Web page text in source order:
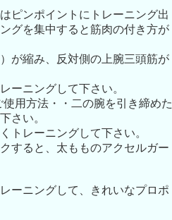
ピンポイントにトレーニング出
グを集中すると筋肉の付き方が
が縮み、反対側の上腕三頭筋が
ーニングして下さい。
用方法・・二の腕を引き締めた
さい。
トレーニングして下さい。
すると、太もものアクセルガー
ーニングして、きれいなプロポ